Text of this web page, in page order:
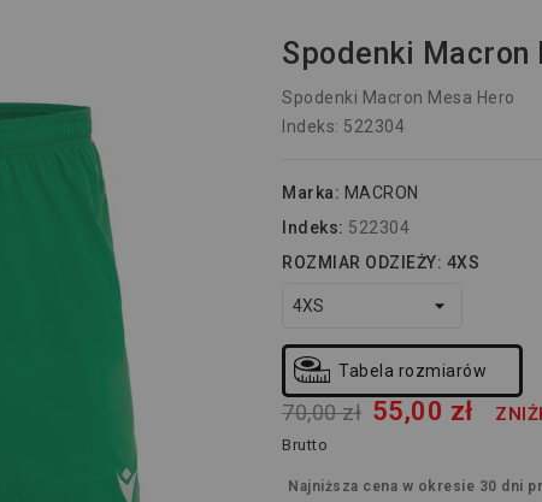
Spodenki Macron
Spodenki Macron Mesa Hero
Indeks: 522304
Marka: MACRON
Indeks: 522304
ROZMIAR ODZIEŻY: 4XS
Tabela rozmiarów
70,00 zł 55,00 zł
Brutto
Najniższa cena w okresie 30 dni